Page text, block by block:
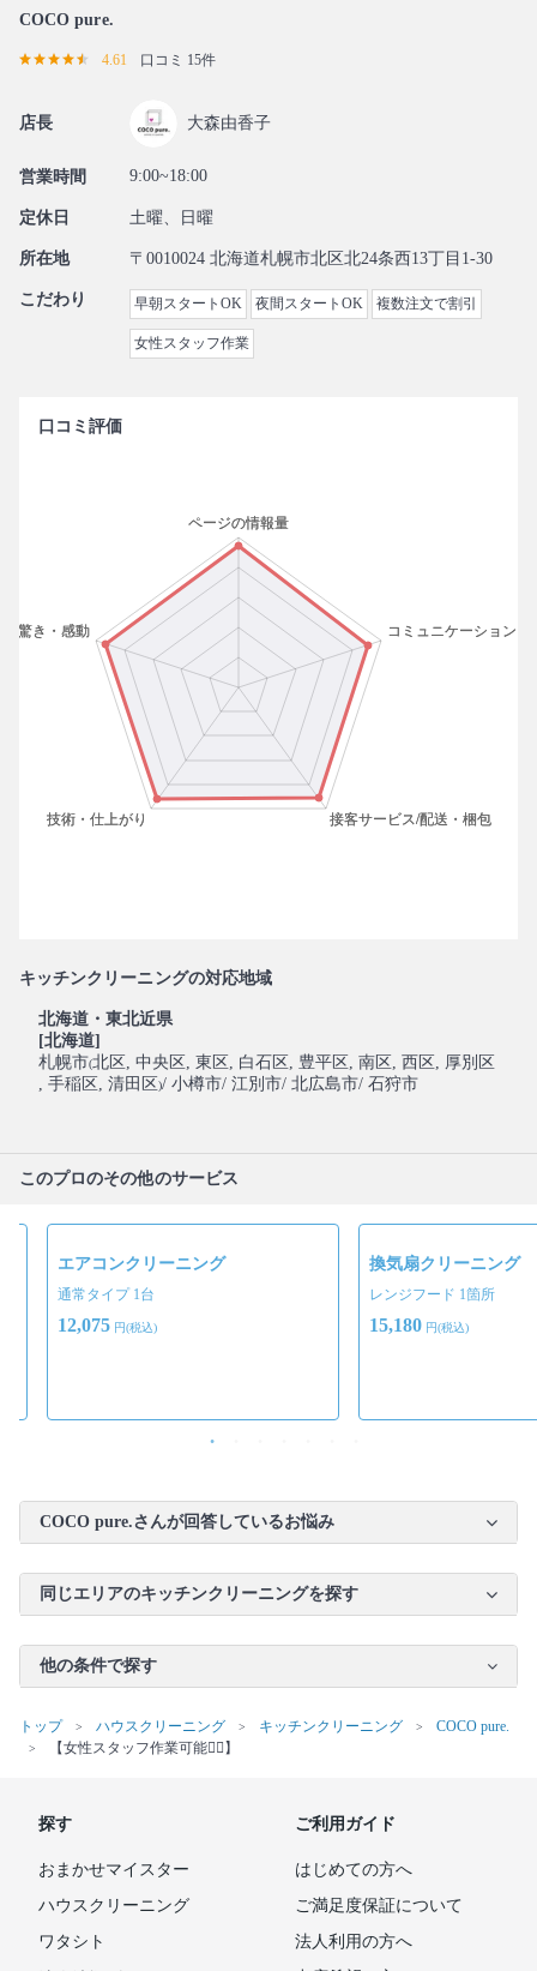
COCO pure.
4.61 口コミ 15件
店長 大森由香子
営業時間 9:00~18:00
定休日 土曜、日曜
所在地 〒0010024 北海道札幌市北区北24条西13丁目1-30
こだわり 早朝スタートOK 夜間スタートOK 複数注文で割引
女性スタッフ作業
口コミ評価
キッチンクリーニングの対応地域
北海道・東北近県
[北海道]
札幌市(北区 , 中央区 , 東区 , 白石区 , 豊平区 , 南区 , 西区 , 厚別区
, 手稲区 , 清田区)/ 小樽市/ 江別市/ 北広島市/ 石狩市
このプロのその他のサービス
エアコンクリーニング
通常タイプ 1台
12,075 円(税込)
換気扇クリーニング
レンジフード 1箇所
15,180 円(税込)
COCO pure.さんが回答しているお悩み
同じエリアのキッチンクリーニングを探す
他の条件で探す
トップ ハウスクリーニング キッチンクリーニング
COCO pure.
【女性スタッフ作業可能🙆‍♀️】
探す
おまかせマイスター
ハウスクリーニング
ワタシト
ご利用ガイド
はじめての方へ
ご満足度保証について
法人利用の方へ